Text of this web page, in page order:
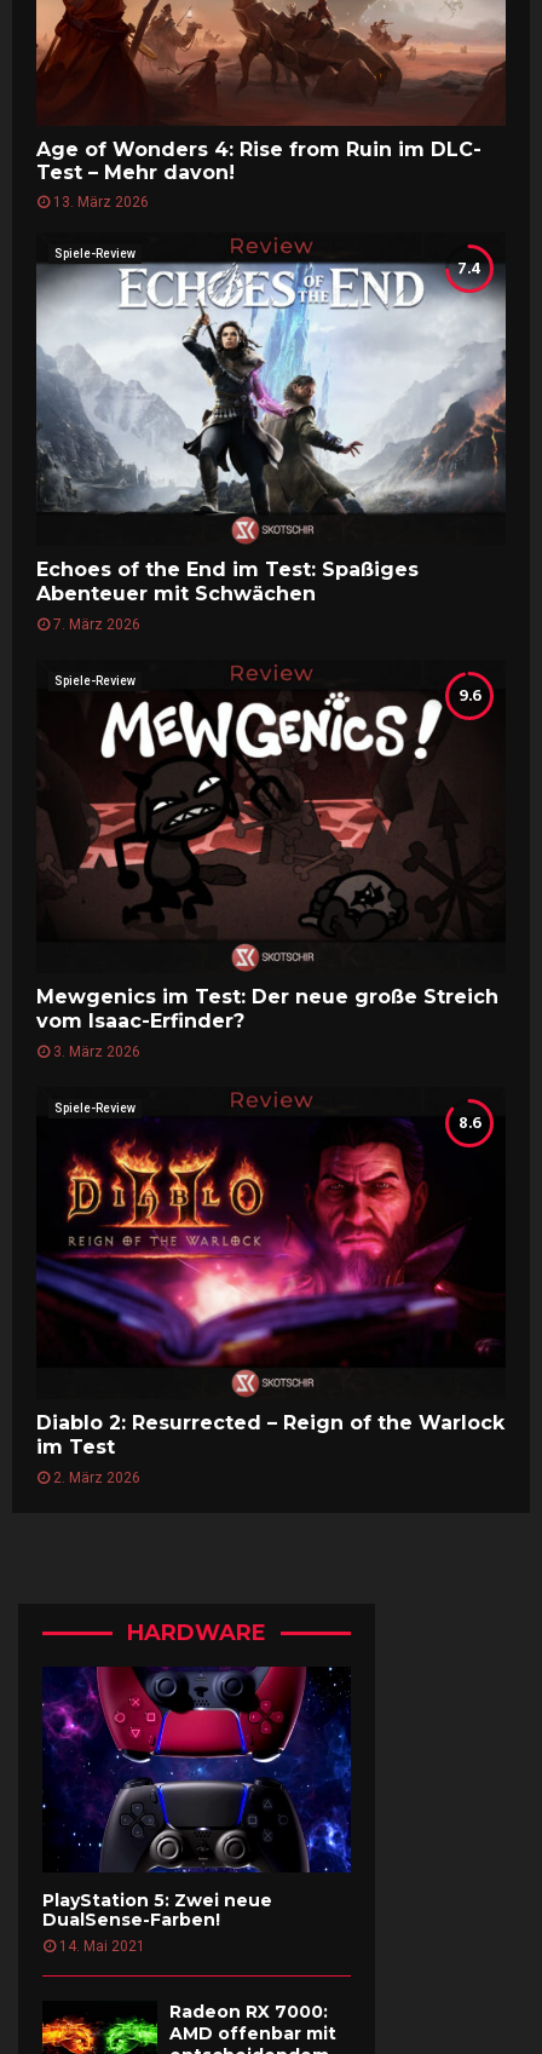
Age of Wonders 4: Rise from Ruin im DLC-
Test – Mehr davon!
13. März 2026
Spiele-Review
7.4
Echoes of the End im Test: Spaßiges
Abenteuer mit Schwächen
7. März 2026
Spiele-Review
9.6
Mewgenics im Test: Der neue große Streich
vom Isaac-Erfinder?
3. März 2026
Spiele-Review
8.6
Diablo 2: Resurrected – Reign of the Warlock
im Test
2. März 2026
HARDWARE
PlayStation 5: Zwei neue
DualSense-Farben!
14. Mai 2021
Radeon RX 7000:
AMD offenbar mit